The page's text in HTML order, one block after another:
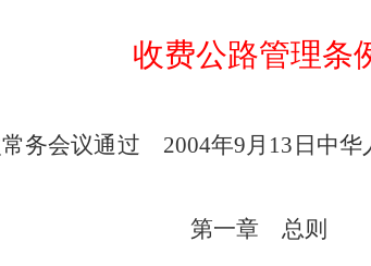
收费公路管理条
务会议通过 2004年9月13日中
第一章 总则